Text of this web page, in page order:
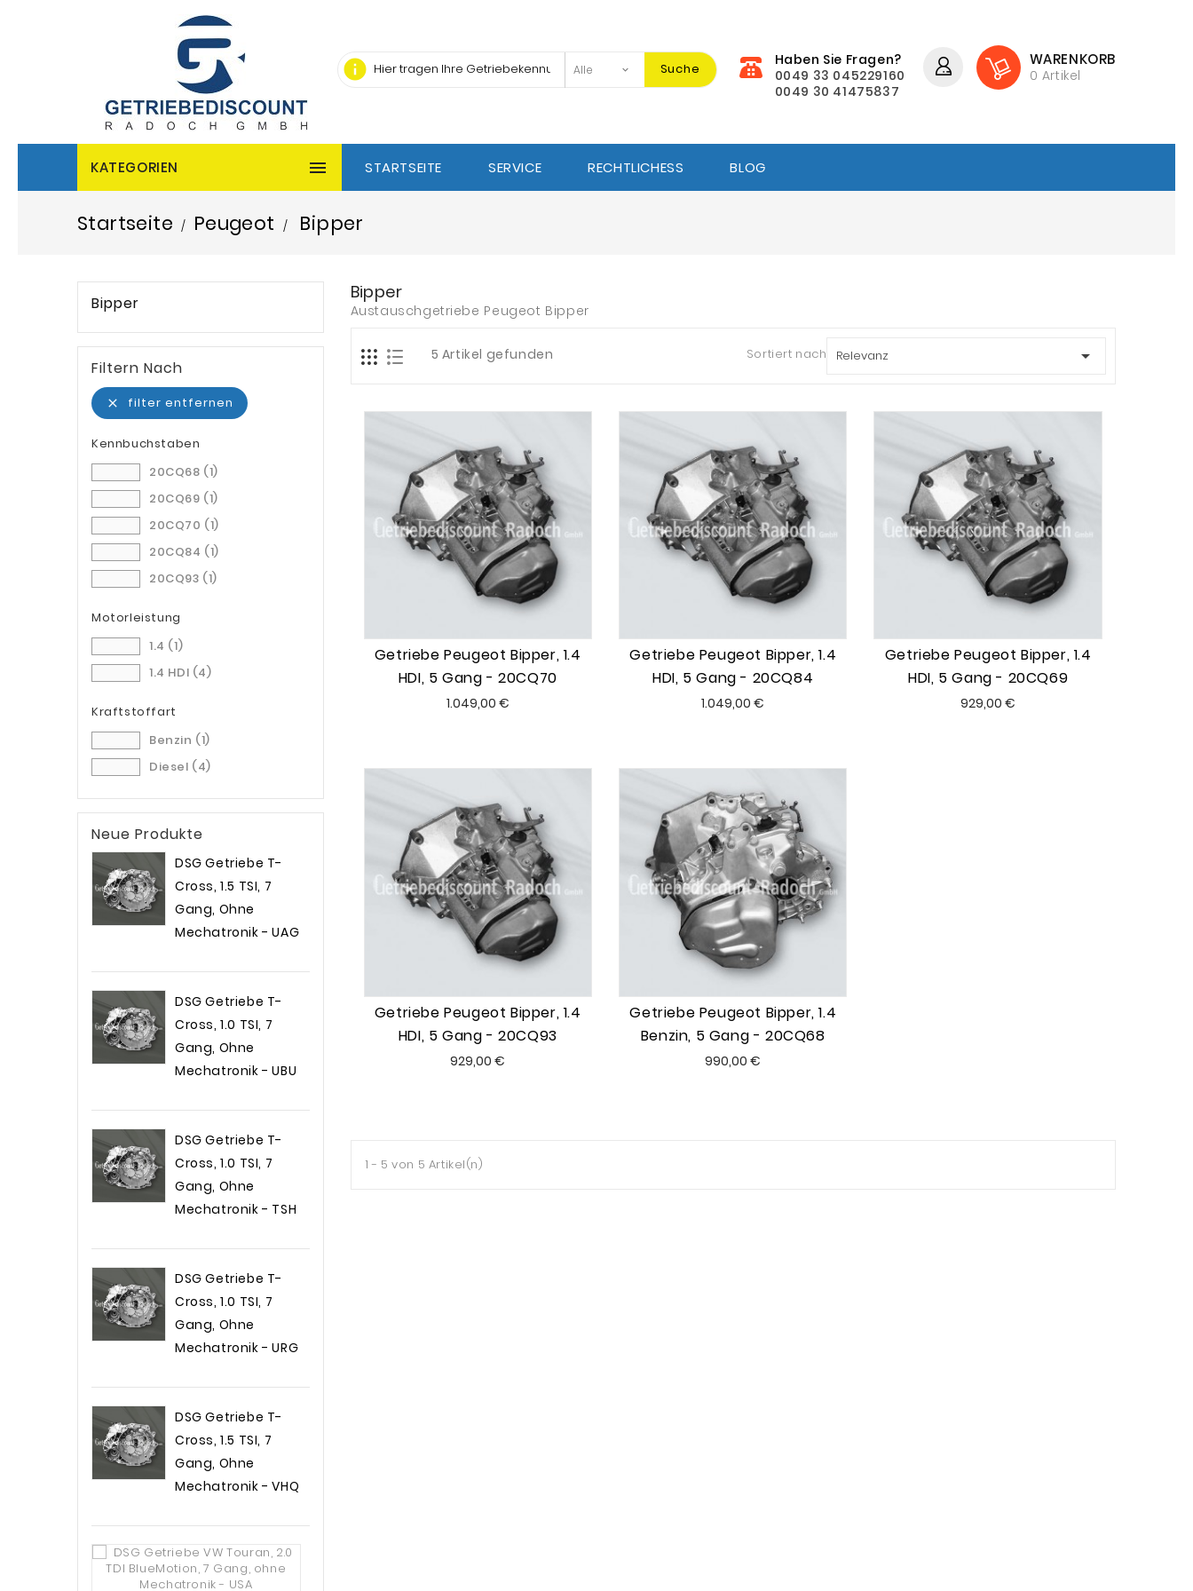
info Suche
Haben Sie Fragen?
0049 33 045229160
0049 30 41475837
WARENKORB
0 Artikel
KATEGORIEN  STARTSEITE SERVICE RECHTLICHESS BLOG
Startseite Peugeot Bipper
Bipper
Filtern Nach
 filter entfernen
Kennbuchstaben
20CQ68 (1)
20CQ69 (1)
20CQ70 (1)
20CQ84 (1)
20CQ93 (1)
Motorleistung
1.4 (1)
1.4 HDI (4)
Kraftstoffart
Benzin (1)
Diesel (4)
Neue Produkte
DSG Getriebe T-
Cross, 1.5 TSI, 7
Gang, Ohne
Mechatronik - UAG
DSG Getriebe T-
Cross, 1.0 TSI, 7
Gang, Ohne
Mechatronik - UBU
DSG Getriebe T-
Cross, 1.0 TSI, 7
Gang, Ohne
Mechatronik - TSH
DSG Getriebe T-
Cross, 1.0 TSI, 7
Gang, Ohne
Mechatronik - URG
DSG Getriebe T-
Cross, 1.5 TSI, 7
Gang, Ohne
Mechatronik - VHQ
Bipper
Austauschgetriebe Peugeot Bipper
5 Artikel gefunden Sortiert nach: Relevanz 
Getriebe Peugeot Bipper, 1.4
HDI, 5 Gang - 20CQ70
1.049,00 €Preis
Getriebe Peugeot Bipper, 1.4
HDI, 5 Gang - 20CQ84
1.049,00 €
Getriebe Peugeot Bipper, 1.4
HDI, 5 Gang - 20CQ69
929,00 €
Getriebe Peugeot Bipper, 1.4
HDI, 5 Gang - 20CQ93
929,00 €
Getriebe Peugeot Bipper, 1.4
Benzin, 5 Gang - 20CQ68
990,00 €
1 - 5 von 5 Artikel(n)